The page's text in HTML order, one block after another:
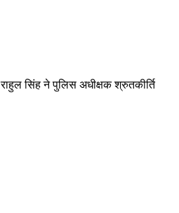
सिंह ने पुलिस अधीक्षक श्रुतकीर्ति